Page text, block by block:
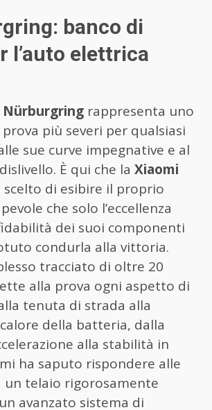
banco di
l’auto elettrica
Nürburgring rappresenta uno
più severi per qualsiasi
sue curve impegnative e al
È qui che la Xiaomi
scelto di esibire il proprio
che solo l’eccellenza
dei suoi componenti
condurla alla vittoria.
tracciato di oltre 20
alla prova ogni aspetto di
tenuta di strada alla
della batteria, dalla
alla stabilità in
ha saputo rispondere alle
un telaio rigorosamente
avanzato sistema di